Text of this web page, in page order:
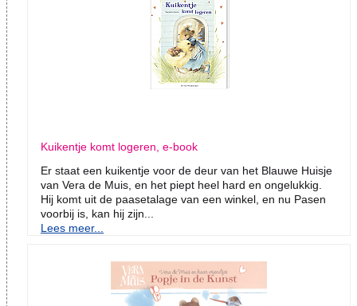
Kuikentje komt logeren, e-book
Er staat een kuikentje voor de deur van het Blauwe Huisje
van Vera de Muis, en het piept heel hard en ongelukkig.
Hij komt uit de paasetalage van een winkel, en nu Pasen
voorbij is, kan hij zijn...
Lees meer...